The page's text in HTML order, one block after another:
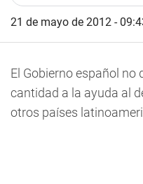
21 de mayo de 2012 -
El Gobierno español
cantidad a la ayuda al
otros países